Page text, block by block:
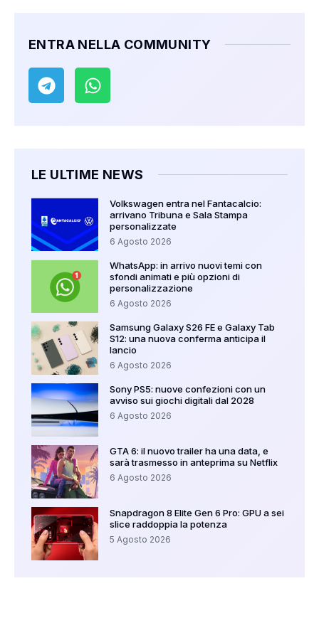
ENTRA NELLA COMMUNITY
LE ULTIME NEWS
Volkswagen entra nel Fantacalcio:
arrivano Tribuna e Sala Stampa
personalizzate
6 Agosto 2026
WhatsApp: in arrivo nuovi temi con
sfondi animati e più opzioni di
personalizzazione
6 Agosto 2026
Samsung Galaxy S26 FE e Galaxy Tab
S12: una nuova conferma anticipa il
lancio
6 Agosto 2026
Sony PS5: nuove confezioni con un
avviso sui giochi digitali dal 2028
6 Agosto 2026
GTA 6: il nuovo trailer ha una data, e
sarà trasmesso in anteprima su Netflix
6 Agosto 2026
Snapdragon 8 Elite Gen 6 Pro: GPU a sei
slice raddoppia la potenza
5 Agosto 2026